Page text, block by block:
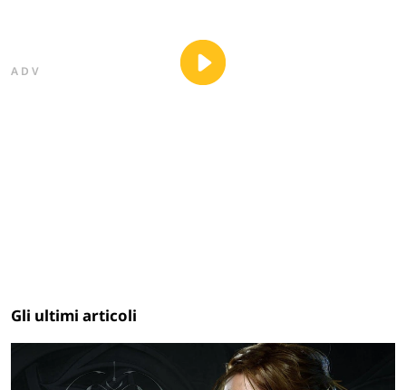
ADV
Gli ultimi articoli